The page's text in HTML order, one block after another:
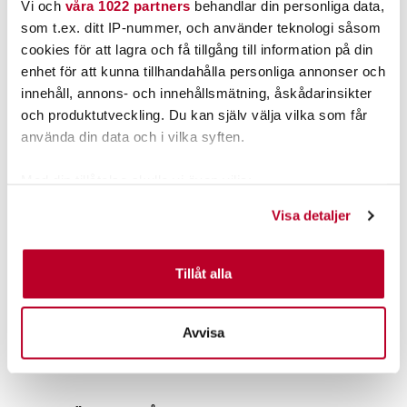
Vi och våra 1022 partners behandlar din personliga data,
som t.ex. ditt IP-nummer, och använder teknologi såsom
cookies för att lagra och få tillgång till information på din
enhet för att kunna tillhandahålla personliga annonser och
innehåll, annons- och innehållsmätning, åskådarinsikter
och produktutveckling. Du kan själv välja vilka som får
använda din data och i vilka syften.
Identifiera din enhet genom att aktivt skanna den för
specifika kännetecken (fingeravtryck)
Ta reda på mer om hur dina personliga uppgifter
Du kan ändra eller dra tillbaka ditt samtycke när som
helst från cookie-förklaringen.
Visa detaljer
Tillåt alla
Avvisa
BERKLEY
599,00 kr
769,00 kr